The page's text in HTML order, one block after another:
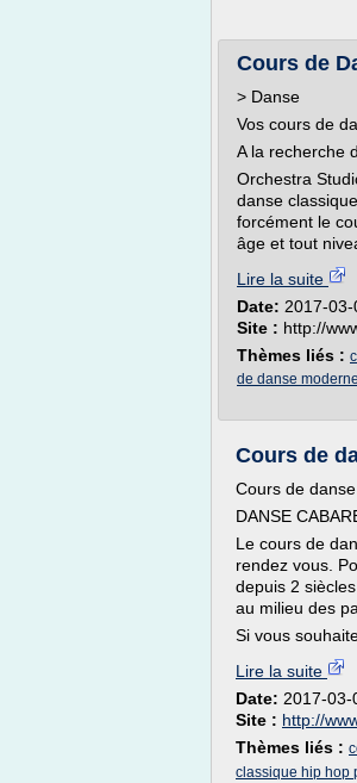
Cours de
> Danse
Vos cours de
A la recherche
Orchestra
danse
forcément le
âge et tout
Lire la suite
Date: 2017-
Site : http://
Thèmes liés :
de danse
Cours de
Cours de
DANSE
Le cours de
rendez vous.
depuis 2
au milieu des
Si vous
Lire la suite
Date: 2017-03-
Site : http://
Thèmes liés :
classique hip hop